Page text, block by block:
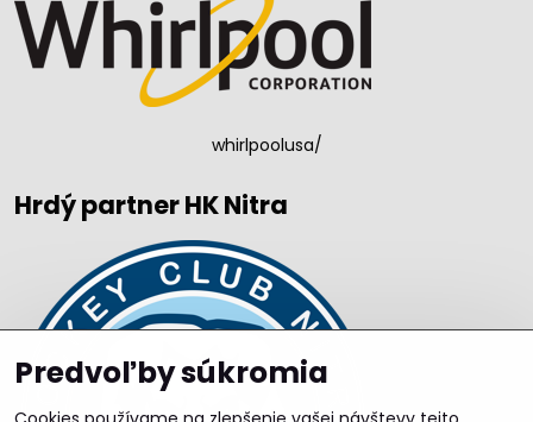
whirlpoolusa/
Hrdý partner HK Nitra
Predvoľby súkromia